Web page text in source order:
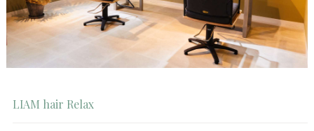
LIAM hair Relax